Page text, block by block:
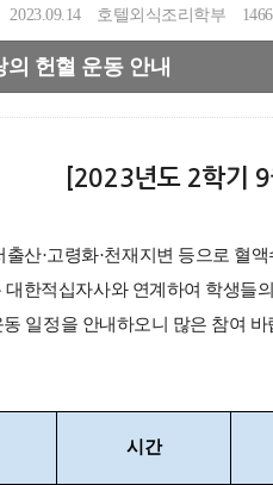
2023.09.14 호텔외식조리학부 1466
의 헌혈 운동 안내
[2023년도 2학기
산·고령화·천재지변 등으로 혈
한적십자사와 연계하여 학생들
일정을 안내하오니 많은 참여
시간